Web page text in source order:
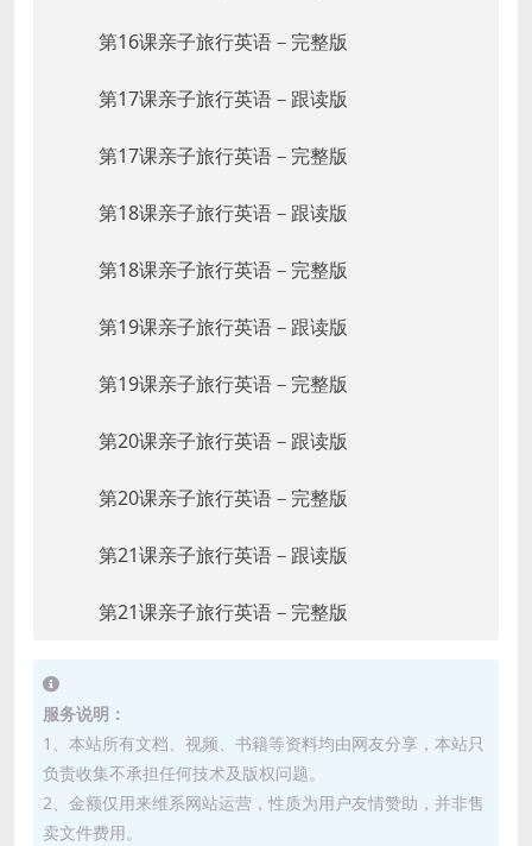
第16课亲子旅行英语－完整版
第17课亲子旅行英语－跟读版
第17课亲子旅行英语－完整版
第18课亲子旅行英语－跟读版
第18课亲子旅行英语－完整版
第19课亲子旅行英语－跟读版
第19课亲子旅行英语－完整版
第20课亲子旅行英语－跟读版
第20课亲子旅行英语－完整版
第21课亲子旅行英语－跟读版
第21课亲子旅行英语－完整版
服务说明：
1、本站所有文档、视频、书籍等资料均由网友分享，本站只
负责收集不承担任何技术及版权问题。
2、金额仅用来维系网站运营，性质为用户友情赞助，并非售
卖文件费用。